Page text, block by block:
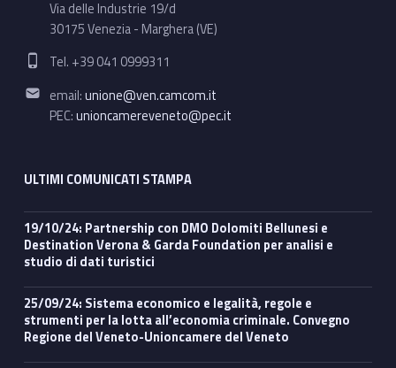
Via delle Industrie 19/d
30175 Venezia - Marghera (VE)
Phone number:
Tel. +39 041 0999311
Email address:
email:unione@ven.camcom.it
PEC:unioncamereveneto@pec.it
ULTIMI COMUNICATI STAMPA
19/10/24: Partnership con DMO Dolomiti Bellunesi e
Destination Verona & Garda Foundation per analisi e
studio di dati turistici
25/09/24: Sistema economico e legalità, regole e
strumenti per la lotta all’economia criminale. Convegno
Regione del Veneto-Unioncamere del Veneto